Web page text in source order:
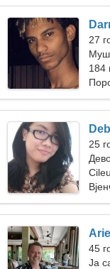
27
184
25
45
Ја